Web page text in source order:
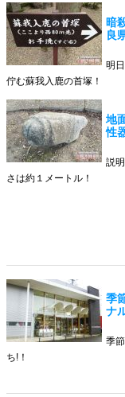
暗
良
明
佇む蘇我入鹿の首塚！
地
性
説
さは約１メートル！
季
ナ
季
ち!！